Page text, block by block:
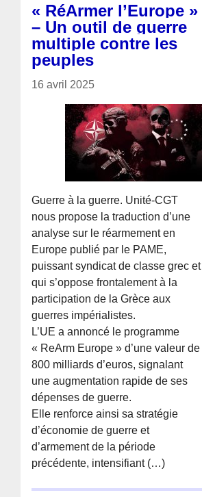
« RéArmer l’Europe »
– Un outil de guerre
multiple contre les
peuples
16 avril 2025
Guerre à la guerre. Unité-CGT
nous propose la traduction d’une
analyse sur le réarmement en
Europe publié par le PAME,
puissant syndicat de classe grec et
qui s’oppose frontalement à la
participation de la Grèce aux
guerres impérialistes.
L’UE a annoncé le programme
« ReArm Europe » d’une valeur de
800 milliards d’euros, signalant
une augmentation rapide de ses
dépenses de guerre.
Elle renforce ainsi sa stratégie
d’économie de guerre et
d’armement de la période
précédente, intensifiant (…)